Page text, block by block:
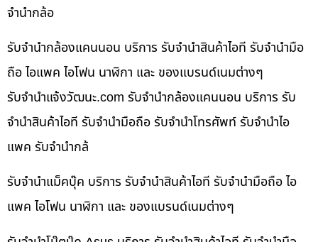
จำนำกล้อ
รับจำนำกล้องแคนนอน บริการ รับจำนำสินค้าไอที รับจำนำมือ
ถือ ไอแพค ไอโฟน นาฬิกา และ ของแบรนด์เนมต่างๆ
รับจํานําแจ้งวัฒนะ.com รับจำนำกล้องแคนนอน บริการ รับ
จำนำสินค้าไอที รับจำนำมือถือ รับจำนำโทรศัพท์ รับจำนำไอ
แพค รับจำนำกล้
รับจำนำแม็คบุ๊ค บริการ รับจำนำสินค้าไอที รับจำนำมือถือ ไอ
แพค ไอโฟน นาฬิกา และ ของแบรนด์เนมต่างๆ